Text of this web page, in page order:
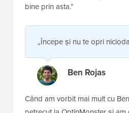
bine prin asta.”
„Începe și nu te opri
Ben Rojas
Când am vorbit mai mult cu